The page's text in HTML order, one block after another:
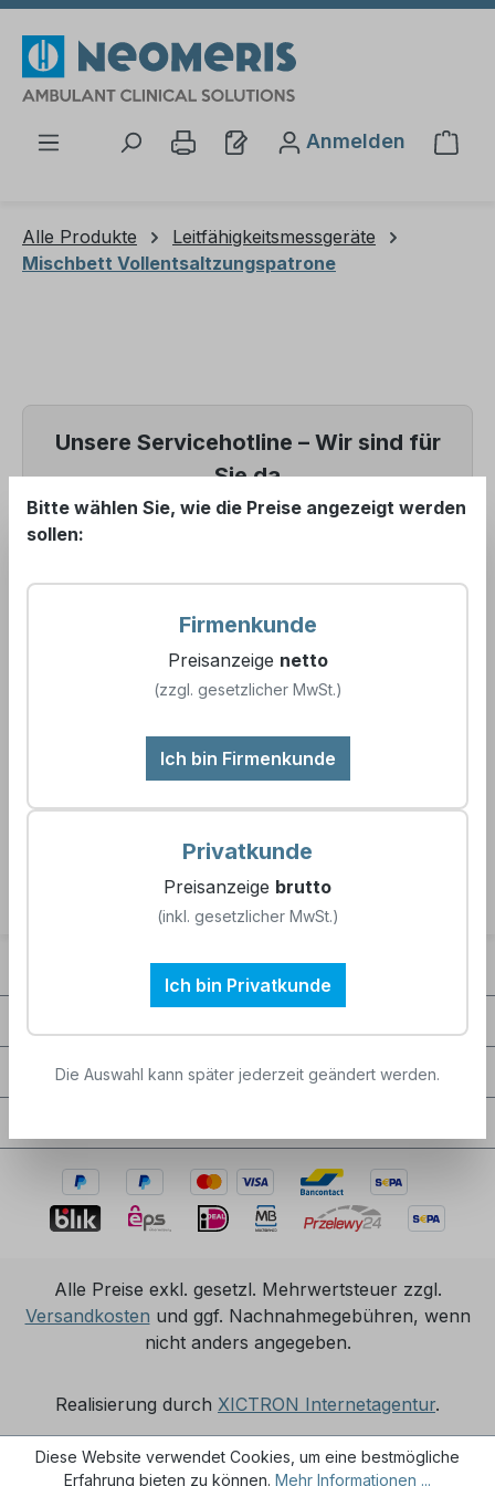
Anmelden
Alle Produkte
Leitfähigkeitsmessgeräte
Mischbett Vollentsaltzungspatrone
Unsere Servicehotline – Wir sind für
Sie da
📞 +49 (0) 5121 7609
99
Service / Hilfe
Alle Preise exkl. gesetzl. Mehrwertsteuer zzgl.
Versandkosten und ggf. Nachnahmegebühren, wenn
nicht anders angegeben.
Realisierung durch XICTRON Internetagentur.
Diese Website verwendet Cookies, um eine bestmögliche
Erfahrung bieten zu können. Mehr Informationen ...
Bitte wählen Sie, wie die Preise angezeigt werden
sollen:
Firmenkunde
Preisanzeige netto
(zzgl. gesetzlicher MwSt.)
Ich bin Firmenkunde
Privatkunde
Preisanzeige brutto
(inkl. gesetzlicher MwSt.)
Ich bin Privatkunde
Die Auswahl kann später jederzeit geändert werden.